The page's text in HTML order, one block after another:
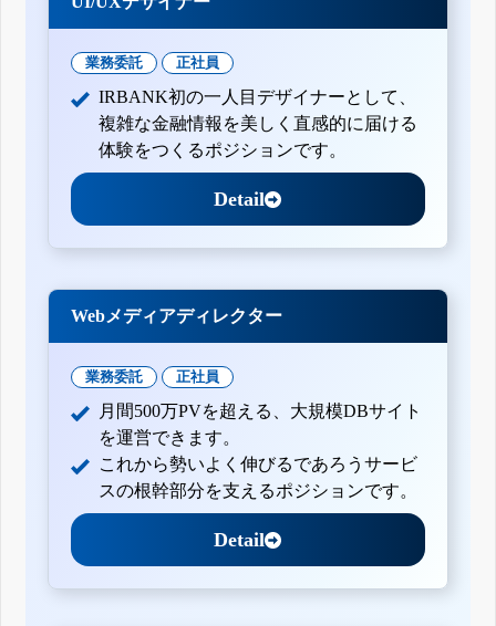
業務委託 正社員
IRBANK初の一人目デザイナーとして、
複雑な金融情報を美しく直感的に届ける
体験をつくるポジションです。
Detail
Webメディアディレクター
業務委託 正社員
月間500万PVを超える、大規模DBサイト
を運営できます。
これから勢いよく伸びるであろうサービ
スの根幹部分を支えるポジションです。
Detail